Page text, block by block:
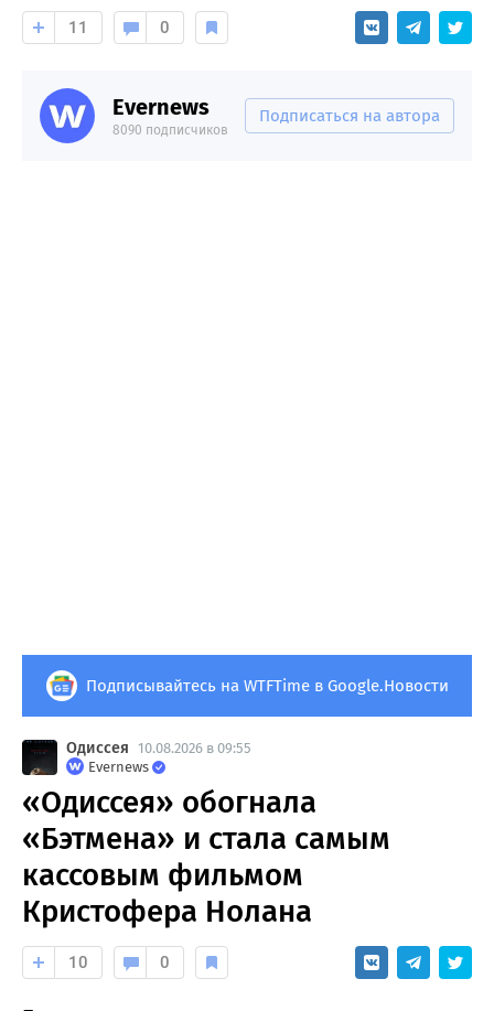
11 0
Evernews
8090 подписчиков
Подписаться на автора
Подписывайтесь на WTFTime в Google.Новости
Одиссея
10.08.2026 в 09:55
Evernews
«Одиссея» обогнала
«Бэтмена» и стала самым
кассовым фильмом
Кристофера Нолана
10 0